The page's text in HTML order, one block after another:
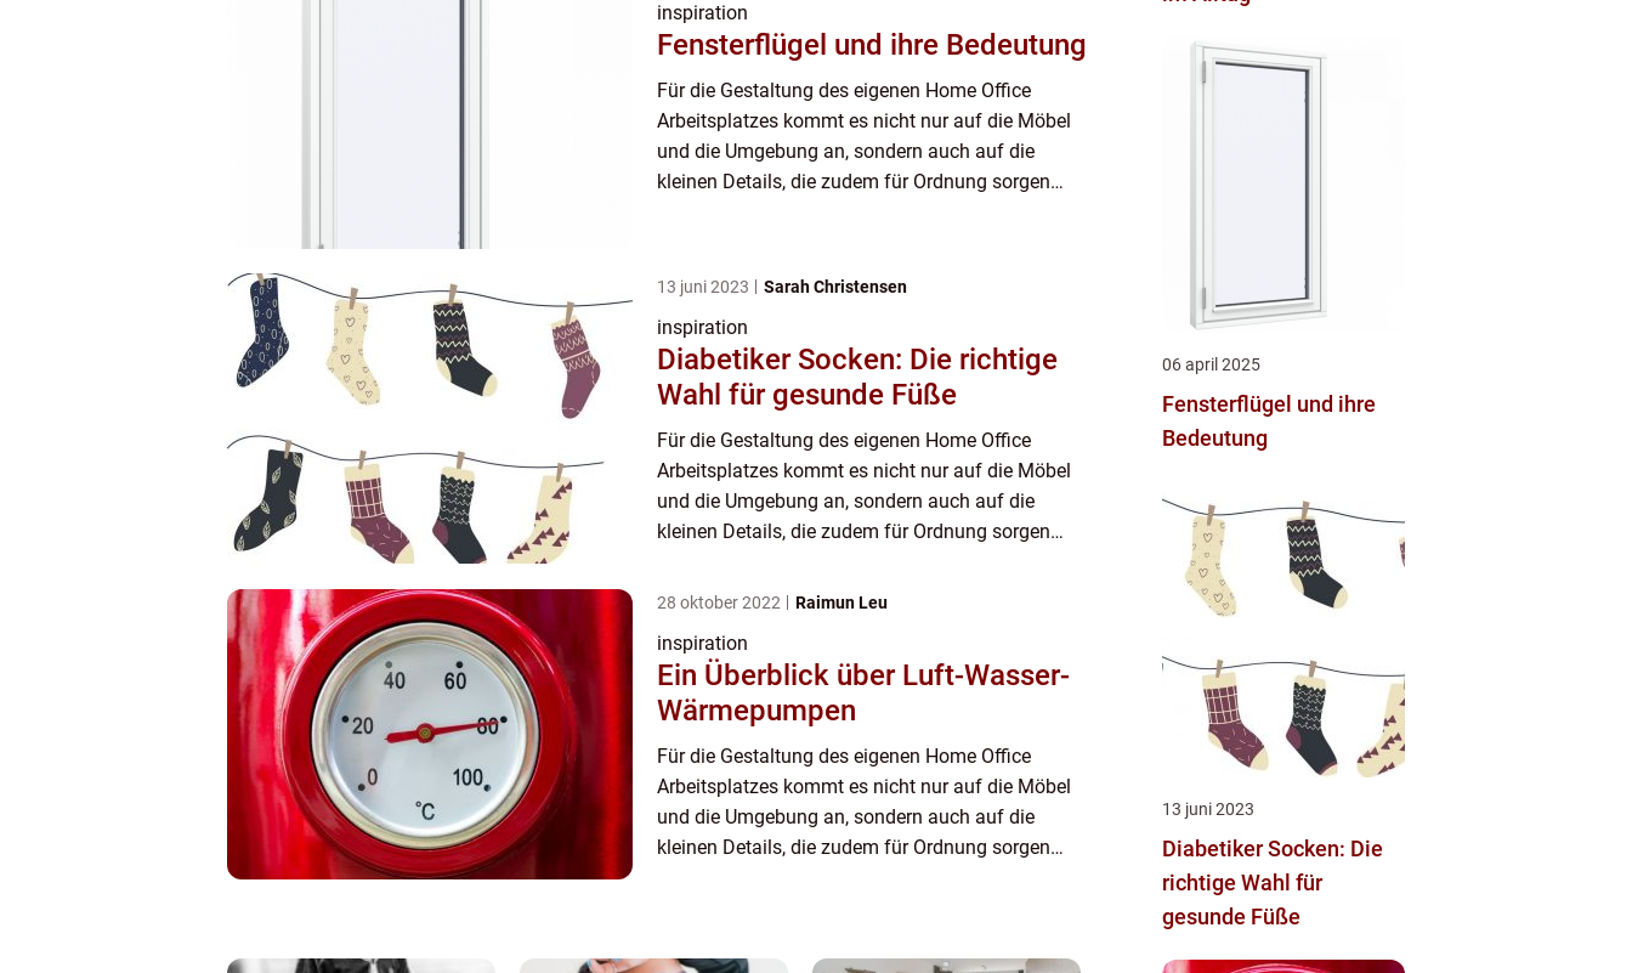
inspiration
Fensterflügel und ihre Bedeutung
Für die Gestaltung des eigenen Home Office
Arbeitsplatzes kommt es nicht nur auf die Möbel
und die Umgebung an, sondern auch auf die
kleinen Details, die zudem für Ordnung sorgen
13 juni 2023 Sarah Christensen
inspiration
Diabetiker Socken: Die richtige
Wahl für gesunde Füße
Für die Gestaltung des eigenen Home Office
Arbeitsplatzes kommt es nicht nur auf die Möbel
und die Umgebung an, sondern auch auf die
kleinen Details, die zudem für Ordnung sorgen
Sortierboxen gemeint, die heute a...
28 oktober 2022 Raimun Leu
inspiration
Ein Überblick über Luft-Wasser-
Wärmepumpen
Für die Gestaltung des eigenen Home Office
Arbeitsplatzes kommt es nicht nur auf die Möbel
und die Umgebung an, sondern auch auf die
kleinen Details, die zudem für Ordnung sorgen
06 april 2025
Fensterflügel und ihre
Bedeutung
13 juni 2023
Diabetiker Socken: Die
richtige Wahl für
gesunde Füße